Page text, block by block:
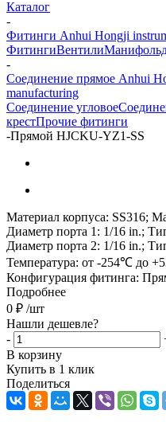
Каталог
-
Фитинги Anhui Hongji
ФитингиВентили
-
Соединение прямое Anhui
manufacturing
Соединение угловое
крестПрочие фитинги
-Прямой HJCKU-YZ1-SS
Материал корпуса: SS316;
Диаметр порта 1: 1/16 in.;
Диаметр порта 2: 1/16 in.;
Температура: от -254℃ до
Конфигурация фитинга:
Подробнее
0 ₽ /шт
Нашли дешевле?
-
В корзину
Купить в 1 клик
Поделиться